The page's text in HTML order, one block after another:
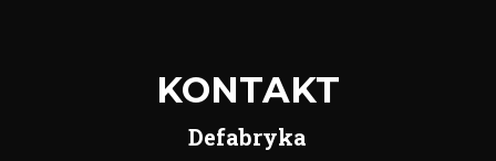
KONTAKT
Defabryka